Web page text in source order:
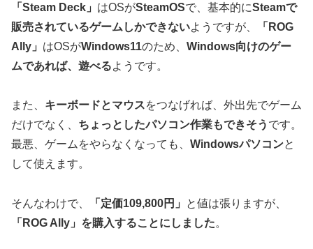
「Steam Deck」 はOSがSteamOSで、基本的にSteamで
販売されているゲームしかできないようですが、
「ROG
Ally」 はOSがWindows11のため、 Windows向けのゲー
ムであれば、遊べるようです。
また、 キーボードとマウスをつなげれば、外出先でゲーム
だけでなく、 ちょっとしたパソコン作業もできそう です。
最悪、ゲームをやらなくなっても、 Windowsパソコンと
して使えます。
そんなわけで、 「定価109,800円」
と値は張りますが、
「ROG Ally」を購入することにしました。